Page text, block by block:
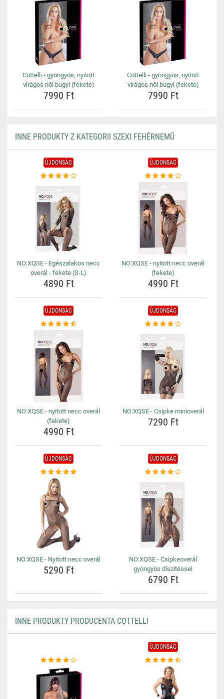
Cottelli - gyöngyös, nyitott
virágos női bugyi (fekete)
7990 Ft
Cottelli - gyöngyös, nyitott
virágos női bugyi (fekete)
7990 Ft
INNE PRODUKTY Z KATEGORII SZEXI FEHÉRNEMŰ
ÚJDONSÁG
NO:XQSE - Egészalakos necc
overál - fekete (S-L)
4890 Ft
ÚJDONSÁG
NO:XQSE - nyitott necc overál
(fekete)
4990 Ft
ÚJDONSÁG
NO:XQSE - nyitott necc overál
(fekete)
4990 Ft
ÚJDONSÁG
NO:XQSE - Csipke minioverál
7290 Ft
ÚJDONSÁG
NO:XQSE - Nyitott necc overál
5290 Ft
ÚJDONSÁG
NO:XQSE - Csipkeoverál
gyöngyös díszítéssel
6790 Ft
INNE PRODUKTY PRODUCENTA COTTELLI
ÚJDONSÁG